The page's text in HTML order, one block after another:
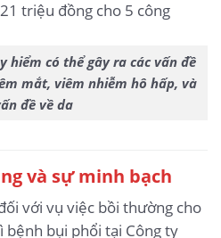
hiểm có thể gây ra các vấn đề
mắt, viêm nhiễm hô hấp, và
đề về da
và sự minh bạch
với vụ việc bồi thường cho
bệnh bụi phổi tại Công ty